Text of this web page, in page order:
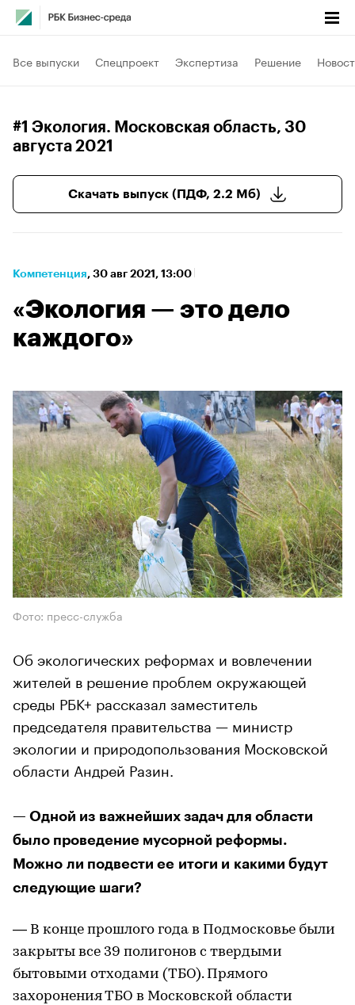
Все выпуски Спецпроект Экспертиза Решение
#1 Экология. Московская область, 30
августа 2021
Скачать выпуск (ПДФ, 2.2 Мб)
Компетенция⁠, 30 авг 2021, 13:00
«Экология — это дело
каждого»
Фото: пресс-служба
Об экологических реформах и вовлечении
жителей в решение проблем окружающей
среды РБК+ рассказал заместитель
председателя правительства — министр
экологии и природопользования Московской
области Андрей Разин.
— Одной из важнейших задач для области
было проведение мусорной реформы.
Можно ли подвести ее итоги и какими будут
следующие шаги?
— В конце прошлого года в Подмосковье были
закрыты все 39 полигонов с твердыми
бытовыми отходами (ТБО). Прямого
захоронения ТБО в Московской области